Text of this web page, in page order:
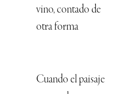
vino, contado de
otra forma
Cuando el paisaje